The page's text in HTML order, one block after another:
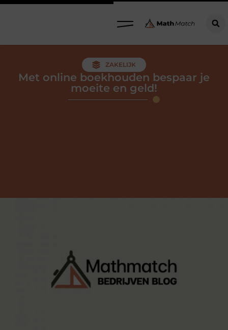
ZAKELIJK
Met online boekhouden bespaar je
moeite en geld!